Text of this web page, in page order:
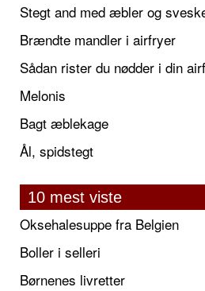
Stegt and med æbler og
Brændte mandler i airfryer
Sådan rister du nødder i din
Melonis
Bagt æblekage
Ål, spidstegt
10 mest viste
Oksehalesuppe fra Belgien
Boller i selleri
Børnenes livretter